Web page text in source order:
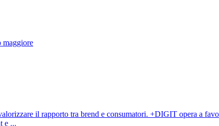
maggiore
il rapporto tra brend e consumatori. +DIGIT opera a
e ...